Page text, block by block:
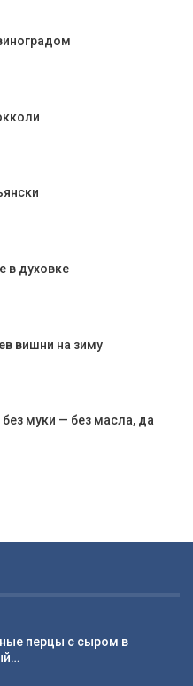
в духовке
вишни на зиму
муки — без масла, да
перцы с сыром в